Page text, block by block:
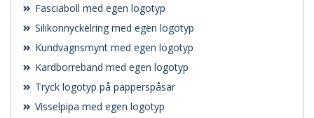
Fasciaboll med egen logotyp
Silikonnyckelring med egen logotyp
Kundvagnsmynt med egen logotyp
Kardborreband med egen logotyp
Tryck logotyp på papperspåsar
Visselpipa med egen logotyp